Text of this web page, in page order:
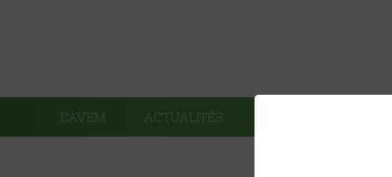
L’AVEM ACTUALITÉS